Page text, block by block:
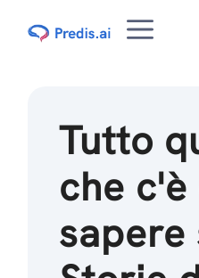
Tutto
che c'è
sapere